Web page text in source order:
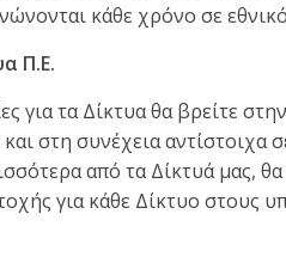
κάθε χρόνο σε
Π.Ε.
για τα Δίκτυα θα βρείτε
και στη συνέχεια αντίστοιχα
από τα Δίκτυά μας,
για κάθε Δίκτυο στους